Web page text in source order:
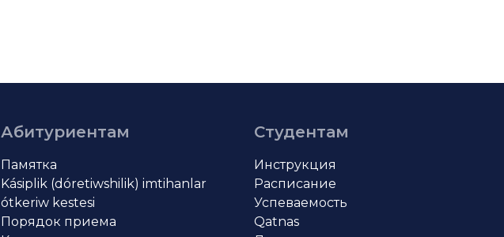
Абитуриентам
Памятка
Kásiplik (dóretiwshilik) imtihanlar
ótkeriw kestesi
Порядок приема
Студентам
Инструкция
Расписание
Успеваемость
Qatnas